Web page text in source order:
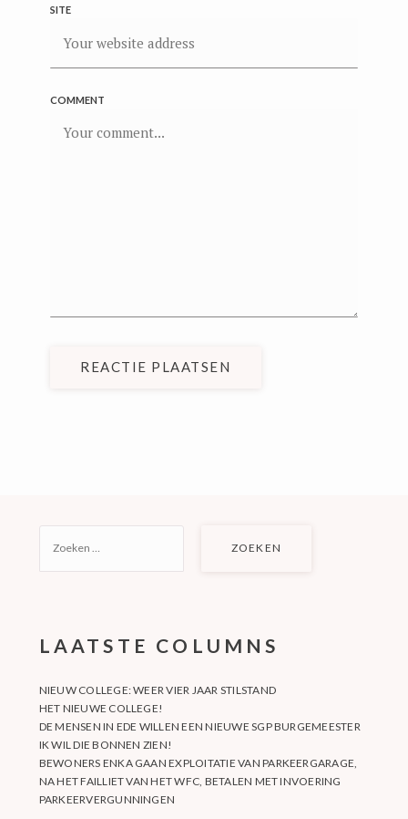
SITE
COMMENT
REACTIE PLAATSEN
NAAR:
LAATSTE COLUMNS
NIEUW COLLEGE: WEER VIER JAAR STILSTAND
HET NIEUWE COLLEGE!
DE MENSEN IN EDE WILLEN EEN NIEUWE SGP BURGEMEESTER
IK WIL DIE BONNEN ZIEN!
BEWONERS ENKA GAAN EXPLOITATIE VAN PARKEERGARAGE,
NA HET FAILLIET VAN HET WFC, BETALEN MET INVOERING
PARKEERVERGUNNINGEN